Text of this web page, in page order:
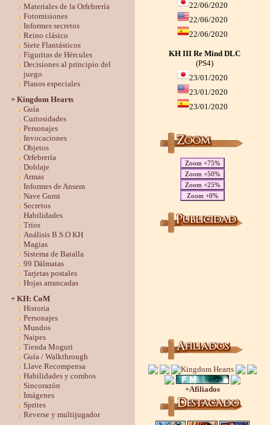
Materiales de la Orfebrería
Fotomisiones
Informes secretos
Reino clásico
Siete Flantásticos
Figuritas de Hércules
Decisiones al principio del
juego
Planos especiales
+ Kingdom Hearts
Guía
Curiosidades
Personajes
Invocaciones
Objetos
Orfebrería
Doblaje
Armas
Informes de Ansem
Nave Gumi
Secretos
Habilidades
Tríos
Análisis B.S.O KH
Magias
Sistema de Batalla
99 Dálmatas
Tarjetas postales
Hojas arrancadas
+ KH: CoM
Historia
Personajes
Mundos
Naipes
Tienda Moguri
Guía / Walkthrough
Llave Recompensa
Habilidades y combos
Sincorazón
Imágenes
Sprites
Reverse y multijugador
22/06/2020
22/06/2020
22/06/2020
KH III Re Mind DLC
(PS4)
23/01/2020
23/01/2020
23/01/2020
Zoom +75%
Zoom +50%
Zoom +25%
Zoom +0%
+Afiliados